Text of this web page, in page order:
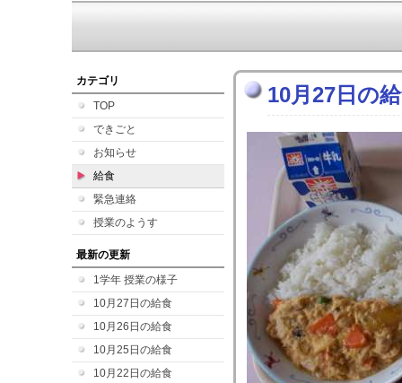
カテゴリ
TOP
できごと
お知らせ
給食
緊急連絡
授業のようす
最新の更新
1学年 授業の様子
10月27日の給食
10月26日の給食
10月25日の給食
10月22日の給食
10月27日の